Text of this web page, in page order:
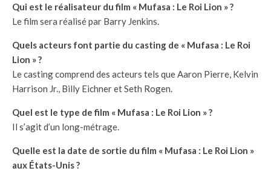
Qui est le réalisateur du film « Mufasa : Le Roi Lion » ?
Le film sera réalisé par Barry Jenkins.
Quels acteurs font partie du casting de « Mufasa : Le Roi
Lion » ?
Le casting comprend des acteurs tels que Aaron Pierre, Kelvin
Harrison Jr., Billy Eichner et Seth Rogen.
Quel est le type de film « Mufasa : Le Roi Lion » ?
Il s’agit d’un long-métrage.
Quelle est la date de sortie du film « Mufasa : Le Roi Lion »
aux États-Unis ?